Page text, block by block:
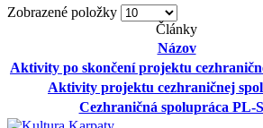
Zobrazené položky
Články
Názov
Aktivity po skončení projektu
Aktivity projektu cezhraničnej
Cezhraničná spolupráca PL-